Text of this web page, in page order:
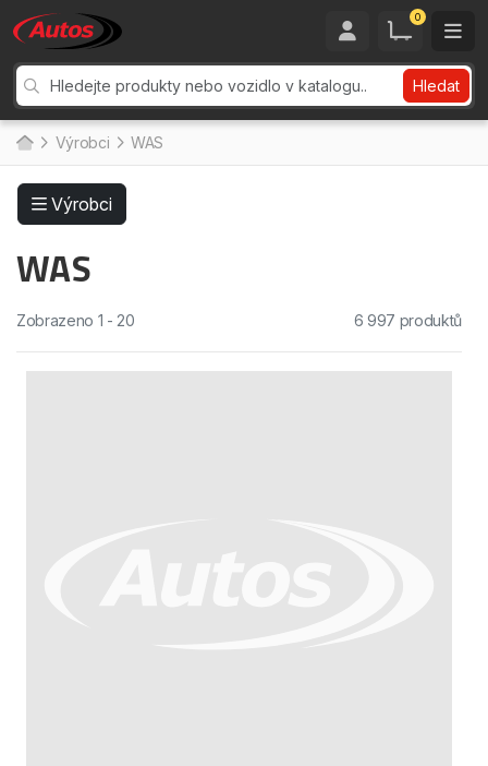
0
Hledat
Výrobci WAS
Výrobci
WAS
Zobrazeno 1 - 20 6 997 produktů